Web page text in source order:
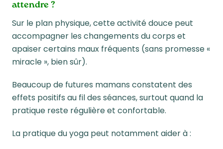
attendre ?
Sur le plan physique, cette activité douce peut
accompagner les changements du corps et
apaiser certains maux fréquents (sans promesse «
miracle », bien sûr).
Beaucoup de futures mamans constatent des
effets positifs au fil des séances, surtout quand la
pratique reste régulière et confortable.
La pratique du yoga peut notamment aider à :